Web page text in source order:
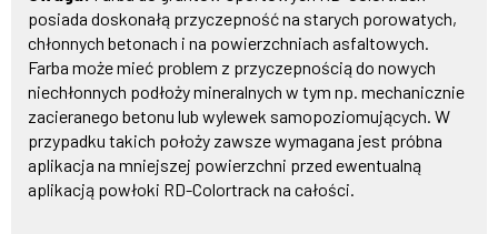
posiada doskonałą przyczepność na starych porowatych,
chłonnych betonach i na powierzchniach asfaltowych.
Farba może mieć problem z przyczepnością do nowych
niechłonnych podłoży mineralnych w tym np. mechanicznie
zacieranego betonu lub wylewek samopoziomujących. W
przypadku takich położy zawsze wymagana jest próbna
aplikacja na mniejszej powierzchni przed ewentualną
aplikacją powłoki RD-Colortrack na całości.